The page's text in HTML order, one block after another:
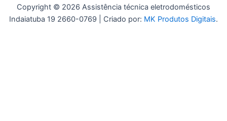
Copyright © 2026 Assistência técnica eletrodomésticos
Indaiatuba 19 2660-0769 | Criado por: MK Produtos Digitais.